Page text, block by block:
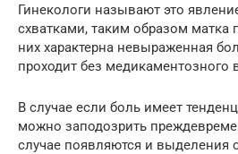
Гинекологи называют это
схватками, таким образом матка
них характерна невыраженная
проходит без медикаментозного
В случае если боль имеет
можно заподозрить
случае появляются и выделения